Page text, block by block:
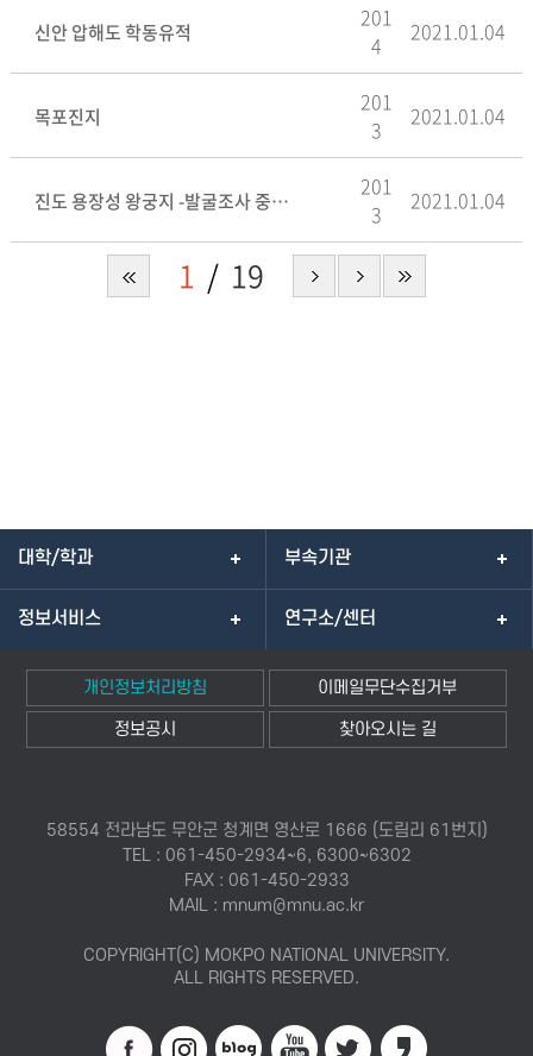
신안 압해도 학동유적
201
4
2021.01.04
목포진지
201
3
2021.01.04
진도 용장성 왕궁지 -발굴조사 중간보고-
201
3
2021.01.04
1 19
대학/학과 부속기관
정보서비스 연구소/센터
개인정보처리방침 이메일무단수집거부
정보공시 찾아오시는 길
58554 전라남도 무안군 청계면 영산로 1666 (도림리 61번지)
TEL : 061-450-2934~6, 6300~6302
FAX : 061-450-2933
MAIL : mnum@mnu.ac.kr
COPYRIGHT(C) MOKPO NATIONAL UNIVERSITY.
ALL RIGHTS RESERVED.